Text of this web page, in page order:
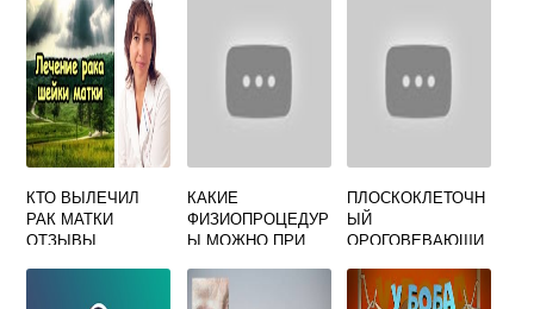
КТО ВЫЛЕЧИЛ
РАК МАТКИ
ОТЗЫВЫ
КАКИЕ
ФИЗИОПРОЦЕДУР
Ы МОЖНО ПРИ
ПЛОСКОКЛЕТОЧН
ЫЙ
ОРОГОВЕВАЮЩИ
МАТКИ